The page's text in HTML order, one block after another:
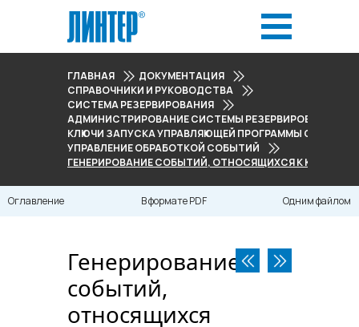
ГЛАВНАЯ
ДОКУМЕНТАЦИЯ
СПРАВОЧНИКИ И РУКОВОДСТВА
СИСТЕМА РЕЗЕРВИРОВАНИЯ
АДМИНИСТРИРОВАНИЕ СИСТЕМЫ РЕЗЕРВИРОВАНИЯ
КЛЮЧИ ЗАПУСКА УПРАВЛЯЮЩЕЙ ПРОГРАММЫ СИСТЕМЫ
УПРАВЛЕНИЕ ОБРАБОТКОЙ СОБЫТИЙ
ГЕНЕРИРОВАНИЕ СОБЫТИЙ, ОТНОСЯЩИХСЯ К
Оглавление В формате PDF Одним файлом
Генерирование
событий,
относящихся